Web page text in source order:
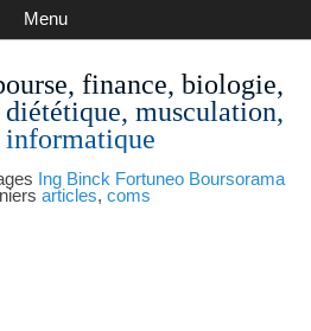
finance, biologie,
diététique, musculation,
informatique
Ing Binck Fortuneo Boursorama
articles, coms
Menu